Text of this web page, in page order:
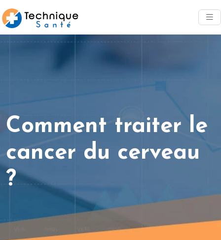
Comment traiter le
cancer du cerveau
?